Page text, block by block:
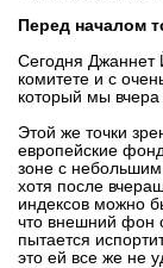
Перед началом
Сегодня Джаннет
комитете и с
который мы вчера
Этой же точки
европейские
зоне с
хотя после
индексов можно
что внешний фон
пытается
это ей все же не